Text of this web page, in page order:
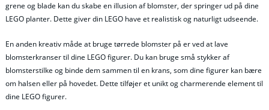
grene og blade kan du skabe en illusion af blomster, der springer ud på dine
LEGO planter. Dette giver din LEGO have et realistisk og naturligt udseende.
En anden kreativ måde at bruge tørrede blomster på er ved at lave
blomsterkranser til dine LEGO figurer. Du kan bruge små stykker af
blomsterstilke og binde dem sammen til en krans, som dine figurer kan bære
om halsen eller på hovedet. Dette tilføjer et unikt og charmerende element til
dine LEGO figurer.